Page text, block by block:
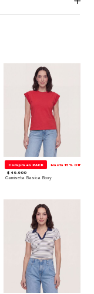
Compra en PACK Hasta 15% Off
$ 49.900
Camiseta Basica Boxy